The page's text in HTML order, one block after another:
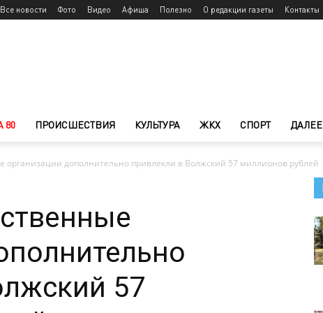
Все новости Фото Видео Афиша Полезно О редакции газеты Контакты
80 ПРОИСШЕСТВИЯ КУЛЬТУРА ЖКХ СПОРТ ДАЛЕЕ
дополнительно привлекли в Волжский 57 миллионов рублей
57